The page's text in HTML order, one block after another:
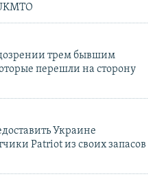
трем бывшим
перешли на сторону
Украине
Patriot из своих запасов